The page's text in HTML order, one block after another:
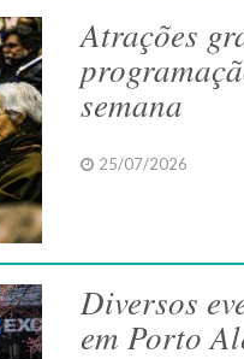
Atrações
semana
25/07/2026
Diversos
em Porto